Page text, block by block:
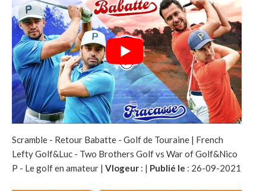
Scramble - Retour Babatte - Golf de Touraine | French
Lefty Golf&Luc - Two Brothers Golf vs War of Golf&Nico
P - Le golf en amateur | Vlogeur : | Publié le : 26-09-2021